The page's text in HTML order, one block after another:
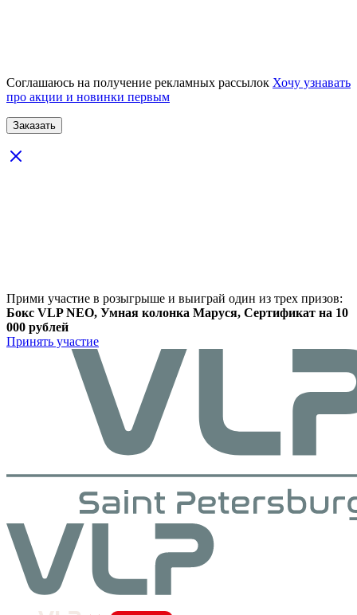
Соглашаюсь на получение рекламных рассылок Хочу узнавать
про акции и новинки первым
Прими участие в розыгрыше и выиграй один из трех призов:
Бокс VLP NEO, Умная колонка Маруся, Сертификат на 10
000 рублей
Принять участие